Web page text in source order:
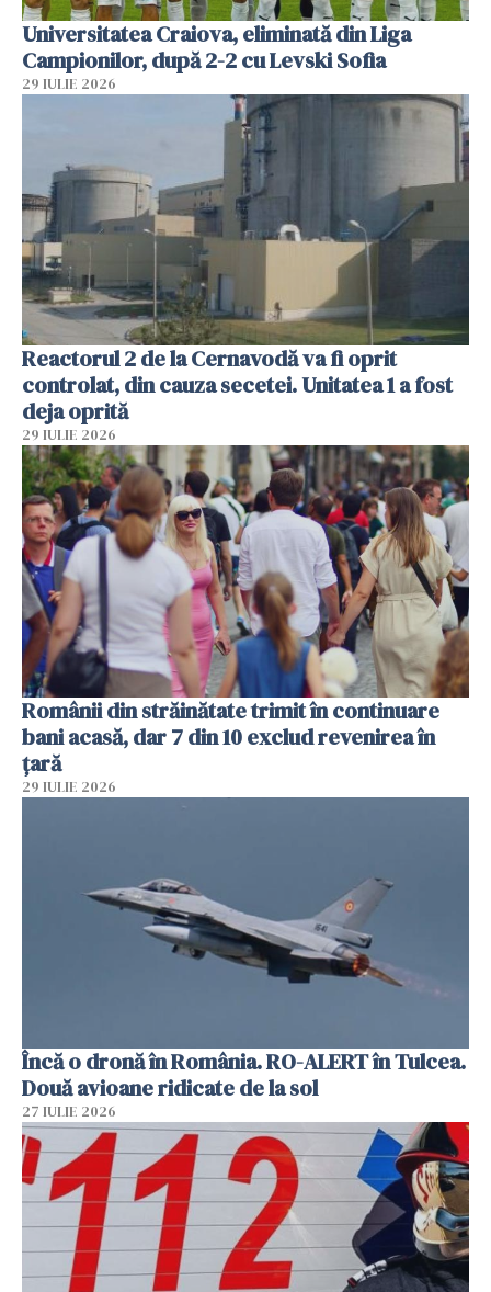
Universitatea Craiova, eliminată din Liga
Campionilor, după 2-2 cu Levski Sofia
29 IULIE 2026
Reactorul 2 de la Cernavodă va fi oprit
controlat, din cauza secetei. Unitatea 1 a fost
deja oprită
29 IULIE 2026
Românii din străinătate trimit în continuare
bani acasă, dar 7 din 10 exclud revenirea în
țară
29 IULIE 2026
Încă o dronă în România. RO-ALERT în Tulcea.
Două avioane ridicate de la sol
27 IULIE 2026